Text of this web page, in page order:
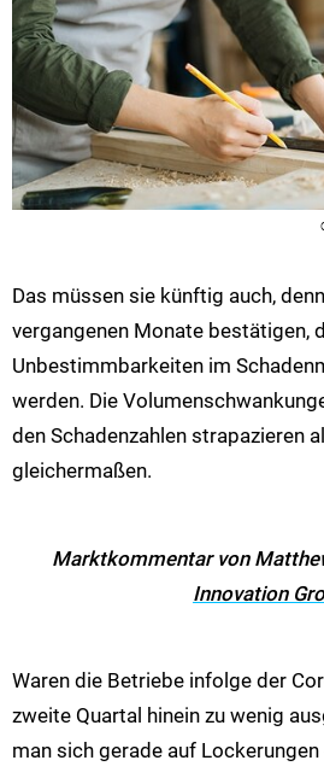
Das müssen sie künftig auch,
vergangenen Monate bestätigen,
Unbestimmbarkeiten im
werden. Die
den Schadenzahlen strapazieren
gleichermaßen.
Marktkommentar von
Innovation
Waren die Betriebe infolge der
zweite Quartal hinein zu wenig
man sich gerade auf